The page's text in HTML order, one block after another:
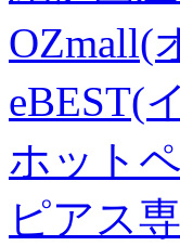
OZmall(
eBEST(
ホット
ピアス